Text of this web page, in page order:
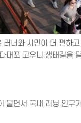
너와 시민이 더 편하
포 고우니 생태길을
불면서 국내 러닝 인구